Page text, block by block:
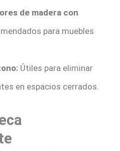
de madera con
para muebles
Útiles para eliminar
en espacios cerrados.